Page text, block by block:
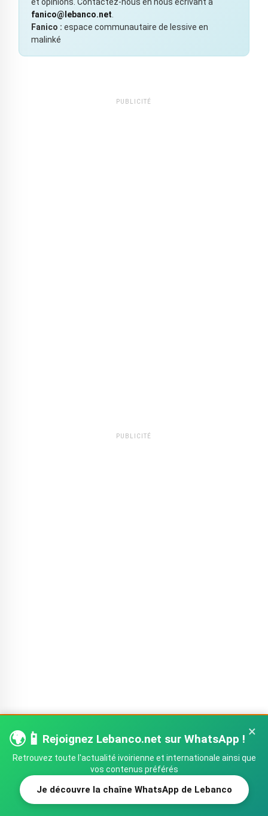
SHARE TWEET
fanico@lebanco.net
Fanico : espace communautaire de lessive en
malinké
PUBLICITÉ
PUBLICITÉ
×
🌍📱 Rejoignez Lebanco.net sur WhatsApp !
Retrouvez toute l'actualité ivoirienne et internationale ainsi que
vos contenus préférés
Je découvre la chaîne WhatsApp de Lebanco
ACCUEIL POLITIQUE ECONOMIE CULTURE